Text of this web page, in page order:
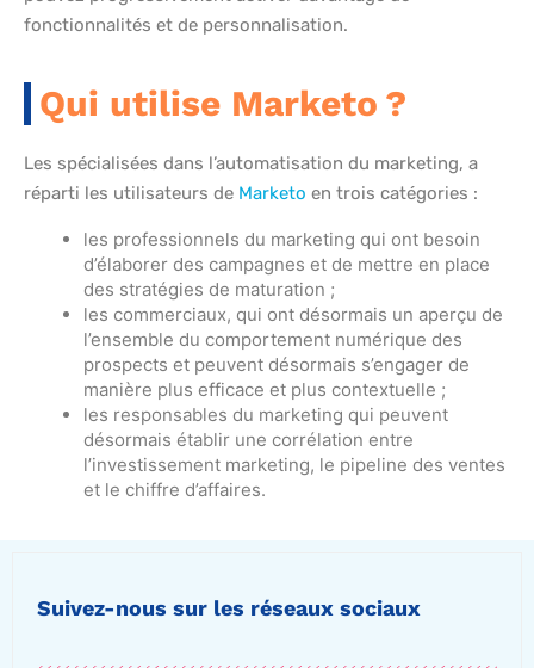
fonctionnalités et de personnalisation.
Qui utilise Marketo ?
Les spécialisées dans l’automatisation du marketing, a
réparti les utilisateurs de Marketo en trois catégories :
les professionnels du marketing qui ont besoin
d’élaborer des campagnes et de mettre en place
des stratégies de maturation ;
les commerciaux, qui ont désormais un aperçu de
l’ensemble du comportement numérique des
prospects et peuvent désormais s’engager de
manière plus efficace et plus contextuelle ;
les responsables du marketing qui peuvent
désormais établir une corrélation entre
l’investissement marketing, le pipeline des ventes
et le chiffre d’affaires.
Suivez-nous sur les réseaux sociaux